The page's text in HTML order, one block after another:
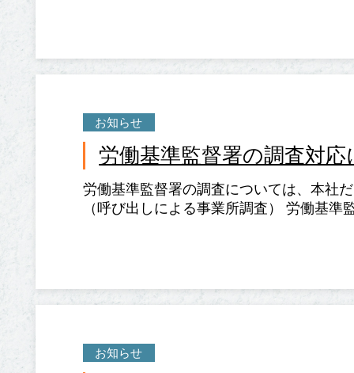
お知らせ
労働基準監督署の調査対
労働基準監督署の調査については、本社
（呼び出しによる事業所調査） 労働基
お知らせ